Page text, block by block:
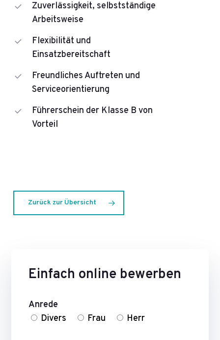
Zuverlässigkeit, selbstständige
Arbeitsweise
Flexibilität und
Einsatzbereitschaft
Freundliches Auftreten und
Serviceorientierung
Führerschein der Klasse B von
Vorteil
Zurück zur Übersicht
Einfach online bewerben
Anrede
Divers
Frau Herr